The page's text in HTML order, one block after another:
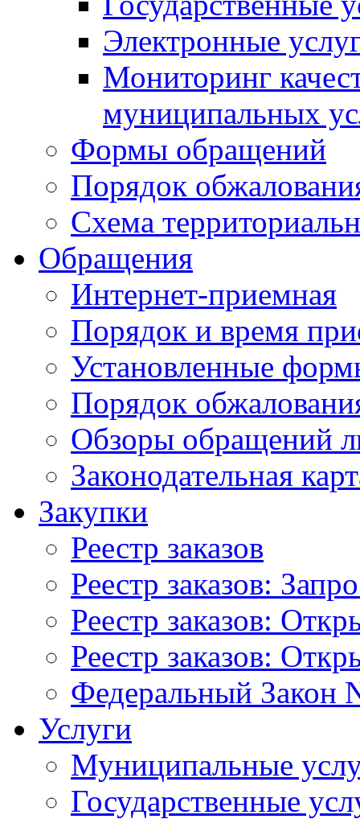
Электронные
Мониторинг
муниципальных
Формы обращений
Порядок
Схема
Обращения
Интернет-приемная
Порядок и время
Установленные
Порядок
Обзоры обращений
Законодательная
Закупки
Реестр заказов
Реестр заказов:
Реестр заказов:
Реестр заказов:
Федеральный Закон
Услуги
Муниципальные
Государственные